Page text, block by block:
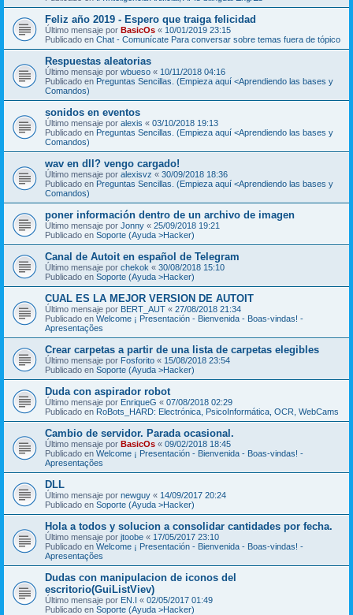
Feliz año 2019 - Espero que traiga felicidad
Último mensaje por BasicOs « 10/01/2019 23:15
Publicado en Chat - Comunícate Para conversar sobre temas fuera de tópico
Respuestas aleatorias
Último mensaje por wbueso « 10/11/2018 04:16
Publicado en Preguntas Sencillas. (Empieza aquí <Aprendiendo las bases y
Comandos)
sonidos en eventos
Último mensaje por alexis « 03/10/2018 19:13
Publicado en Preguntas Sencillas. (Empieza aquí <Aprendiendo las bases y
Comandos)
wav en dll? vengo cargado!
Último mensaje por alexisvz « 30/09/2018 18:36
Publicado en Preguntas Sencillas. (Empieza aquí <Aprendiendo las bases y
Comandos)
poner información dentro de un archivo de imagen
Último mensaje por Jonny « 25/09/2018 19:21
Publicado en Soporte (Ayuda >Hacker)
Canal de Autoit en español de Telegram
Último mensaje por chekok « 30/08/2018 15:10
Publicado en Soporte (Ayuda >Hacker)
CUAL ES LA MEJOR VERSION DE AUTOIT
Último mensaje por BERT_AUT « 27/08/2018 21:34
Publicado en Welcome ¡ Presentación - Bienvenida - Boas-vindas! -
Apresentações
Crear carpetas a partir de una lista de carpetas elegibles
Último mensaje por Fosforito « 15/08/2018 23:54
Publicado en Soporte (Ayuda >Hacker)
Duda con aspirador robot
Último mensaje por EnriqueG « 07/08/2018 02:29
Publicado en RoBots_HARD: Electrónica, PsicoInformática, OCR, WebCams
Cambio de servidor. Parada ocasional.
Último mensaje por BasicOs « 09/02/2018 18:45
Publicado en Welcome ¡ Presentación - Bienvenida - Boas-vindas! -
Apresentações
DLL
Último mensaje por newguy « 14/09/2017 20:24
Publicado en Soporte (Ayuda >Hacker)
Hola a todos y solucion a consolidar cantidades por fecha.
Último mensaje por jtoobe « 17/05/2017 23:10
Publicado en Welcome ¡ Presentación - Bienvenida - Boas-vindas! -
Apresentações
Dudas con manipulacion de iconos del
escritorio(GuiListViev)
Último mensaje por EN.I « 02/05/2017 01:49
Publicado en Soporte (Ayuda >Hacker)